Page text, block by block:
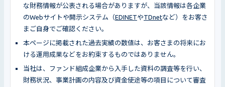
な財務情報が公表される場合がありますが、当該情報は各企業
のWebサイトや開示システム（EDINETやTDnetなど）をお客さ
まご自身でご確認ください。
本ページに掲載された過去実績の数値は、お客さまの将来にお
ける運用成果などをお約束するものではありません。
当社は、ファンド組成企業から入手した資料の調査等を行い、
財務状況、事業計画の内容及び資金使途等の項目について審査